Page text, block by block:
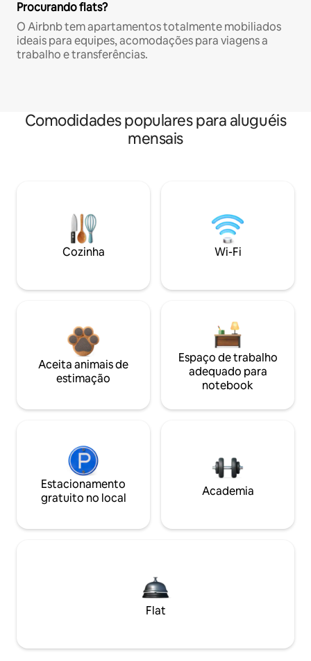
Procurando flats?
O Airbnb tem apartamentos totalmente mobiliados
ideais para equipes, acomodações para viagens a
trabalho e transferências.
Comodidades populares para aluguéis
mensais
Cozinha Wi-Fi
Aceita animais de
estimação
Espaço de trabalho
adequado para
notebook
Estacionamento
gratuito no local
Academia
Flat